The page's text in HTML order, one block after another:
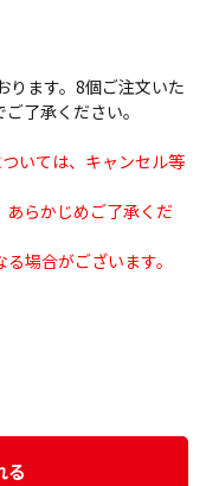
ます。8個ご注文いた
了承ください。
いては、キャンセル等
らかじめご了承くだ
場合がございます。
る